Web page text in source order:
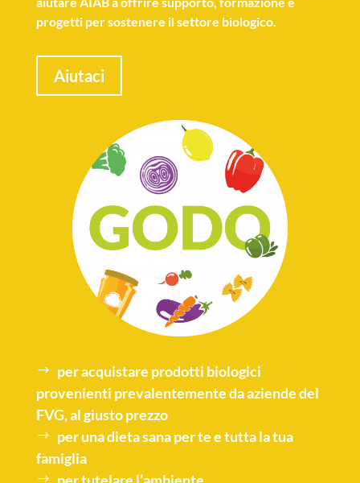
progetti per sostenere il settore biologico.
Aiutaci
per acquistare prodotti biologici
provenienti prevalentemente da aziende del
FVG, al giusto prezzo
per unadieta sanaper te e tutta la tua
famiglia